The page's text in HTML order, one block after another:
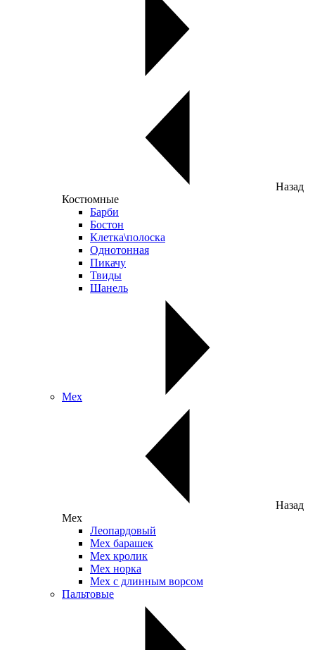
Назад
Костюмные
Барби
Бостон
Клетка\полоска
Однотонная
Пикачу
Твиды
Шанель
Мех
Назад
Мех
Леопардовый
Мех барашек
Мех кролик
Мех норка
Мех с длинным ворсом
Пальтовые